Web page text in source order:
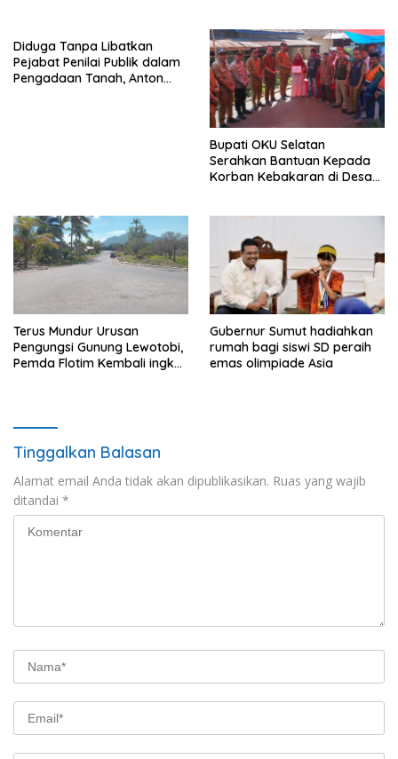
Diduga Tanpa Libatkan
Pejabat Penilai Publik dalam
Pengadaan Tanah, Anton
Bupati OKU Selatan
Serahkan Bantuan Kepada
Korban Kebakaran di Desa
Terus Mundur Urusan
Pengungsi Gunung Lewotobi,
Pemda Flotim Kembali ingkar
Gubernur Sumut hadiahkan
rumah bagi siswi SD peraih
emas olimpiade Asia
Tinggalkan Balasan
Alamat email Anda tidak akan dipublikasikan. Ruas yang wajib
ditandai *